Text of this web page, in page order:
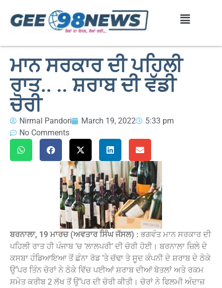
ਮਾਨ ਸਰਕਾਰ ਦੀ ਪਹਿਲੀ
ਰਾਤ.. .. ਸ਼ਰਾਬ ਦੀ ਵੱਡੀ
ਚੋਰੀ
Nirmal Pandori March 19, 2022
5:33 pm
No Comments
ਬਰਨਾਲਾ, 19 ਮਾਰਚ (ਅਵਤਾਰ ਸਿੰਘ ਜੱਸਲ) : ਭਗਵੰਤ ਮਾਨ ਸਰਕਾਰ ਦੀ
ਪਹਿਲੀ ਰਾਤ ਹੀ ਪੰਜਾਬ ’ਚ ‘ਲਾਲਪਰੀ’ ਦੀ ਚੋਰੀ ਹੋਈ। ਬਰਨਾਲਾ ਜ਼ਿਲੇ ਦੇ
ਕਸਬਾ ਹੰਡਿਆਇਆ ਤੋਂ ਛੰਨਾ ਰੋਡ ’ਤੇ ਚੱਢਾ ਤੇ ਸੂਦ ਕੰਪਨੀ ਦੇ ਸ਼ਰਾਬ ਦੇ ਠੇਕੇ
ਉੱਪਰ ਤਿੰਨ ਚੋਰਾਂ ਨੇ ਠੇਕੇ ਵਿੱਚ ਪਈਆਂ ਸ਼ਰਾਬ ਦੀਆਂ ਬੋਤਲਾਂ ਅਤੇ ਰਕਮ
ਸਮੇਤ ਕਰੀਬ 2 ਲੱਖ ਤੋਂ ਉੱਪਰ ਦੀ ਚੋਰੀ ਕੀਤੀ। ਚੋਰਾਂ ਨੇ ਫਿਲਮੀ ਅੰਦਾਜ਼